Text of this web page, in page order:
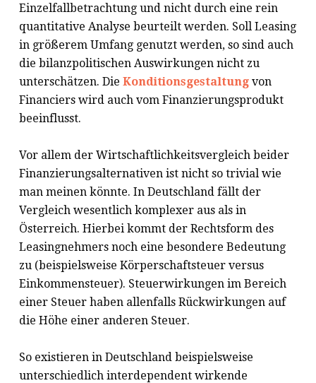
Einzelfallbetrachtung und nicht durch eine rein
quantitative Analyse beurteilt werden. Soll Leasing
in größerem Umfang genutzt werden, so sind auch
die bilanzpolitischen Auswirkungen nicht zu
unterschätzen. Die Konditionsgestaltungvon
Financiers wird auch vom Finanzierungsprodukt
beeinflusst.
Vor allem der Wirtschaftlichkeitsvergleich beider
Finanzierungsalternativen ist nicht so trivial wie
man meinen könnte. In Deutschland fällt der
Vergleich wesentlich komplexer aus als in
Österreich. Hierbei kommt der Rechtsform des
Leasingnehmers noch eine besondere Bedeutung
zu (beispielsweise Körperschaftsteuer versus
Einkommensteuer). Steuerwirkungen im Bereich
einer Steuer haben allenfalls Rückwirkungen auf
die Höhe einer anderen Steuer.
So existieren in Deutschland beispielsweise
unterschiedlich interdependent wirkende